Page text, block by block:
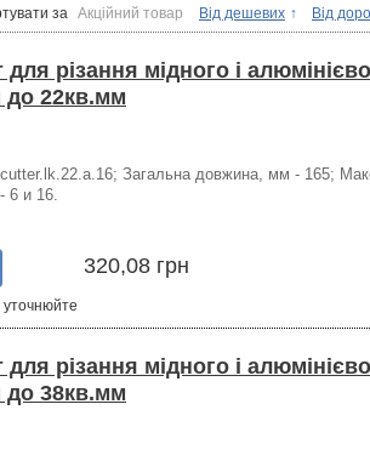
за Акційний товар Від дешевих Від
для різання мідного і
до 22кв.мм
Загальна довжина, мм - 165;
6 и 16.
320,08 грн
уточнюйте
для різання мідного і
до 38кв.мм